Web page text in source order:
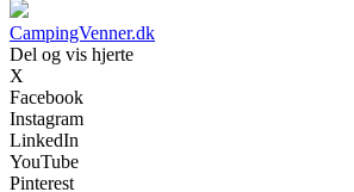
CampingVenner.dk
Del og vis hjerte
X
Facebook
Instagram
LinkedIn
YouTube
Pinterest